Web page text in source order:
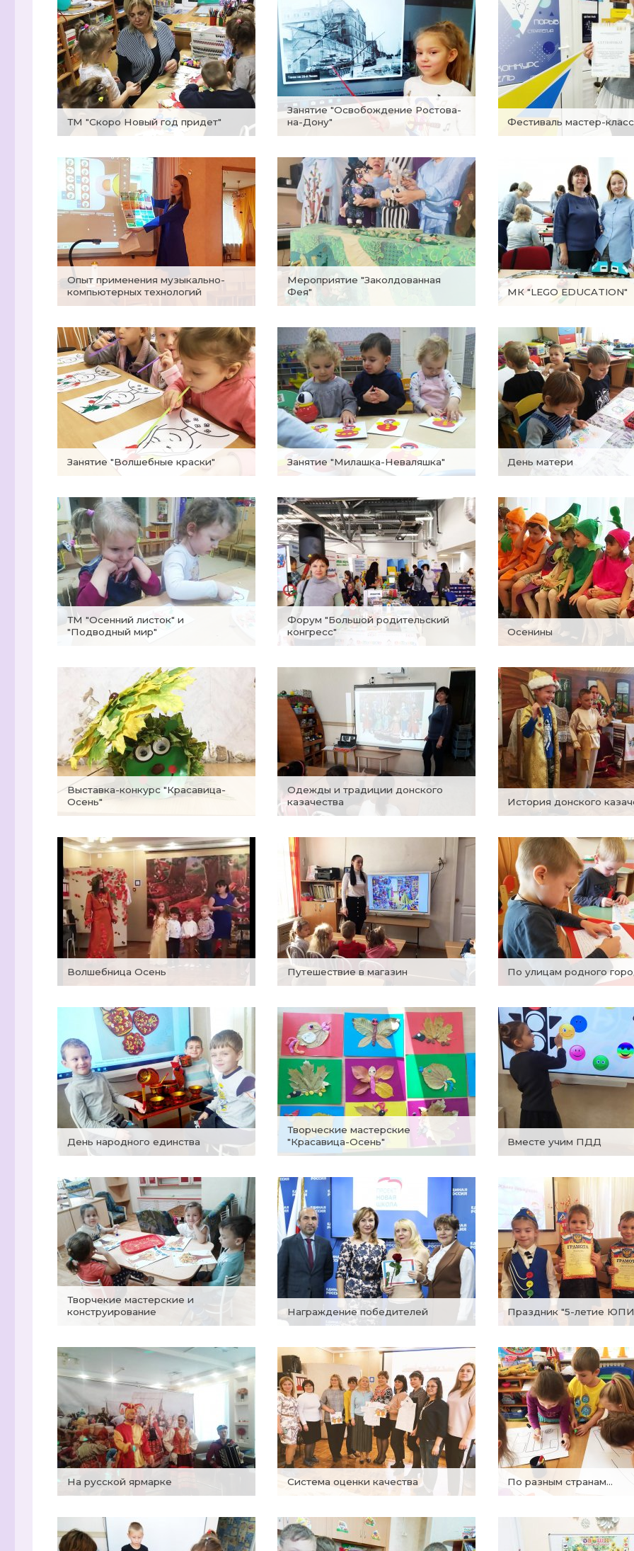
ТМ "Скоро Новый год придет"
Занятие "Освобождение Ростова-
на-Дону"
Фестиваль мастер-
Опыт применения музыкально-
компьютерных технологий
Мероприятие "Заколдованная
Фея"
МК "LEGO EDUCATION"
Занятие "Волшебные краски" Занятие "Милашка-Неваляшка" День матери
ТМ "Осенний листок" и
"Подводный мир"
Форум "Большой родительский
конгресс"
Осенины
Выставка-конкурс "Красавица-
Осень"
Одежды и традиции донского
казачества
История донского
Волшебница Осень Путешествие в магазин По улицам родного
День народного единства
Творческие мастерские
"Красавица-Осень"
Вместе учим ПДД
Творчекие мастерские и
конструирование
Награждение победителей Праздник "5-летие
На русской ярмарке Система оценки качества По разным странам...